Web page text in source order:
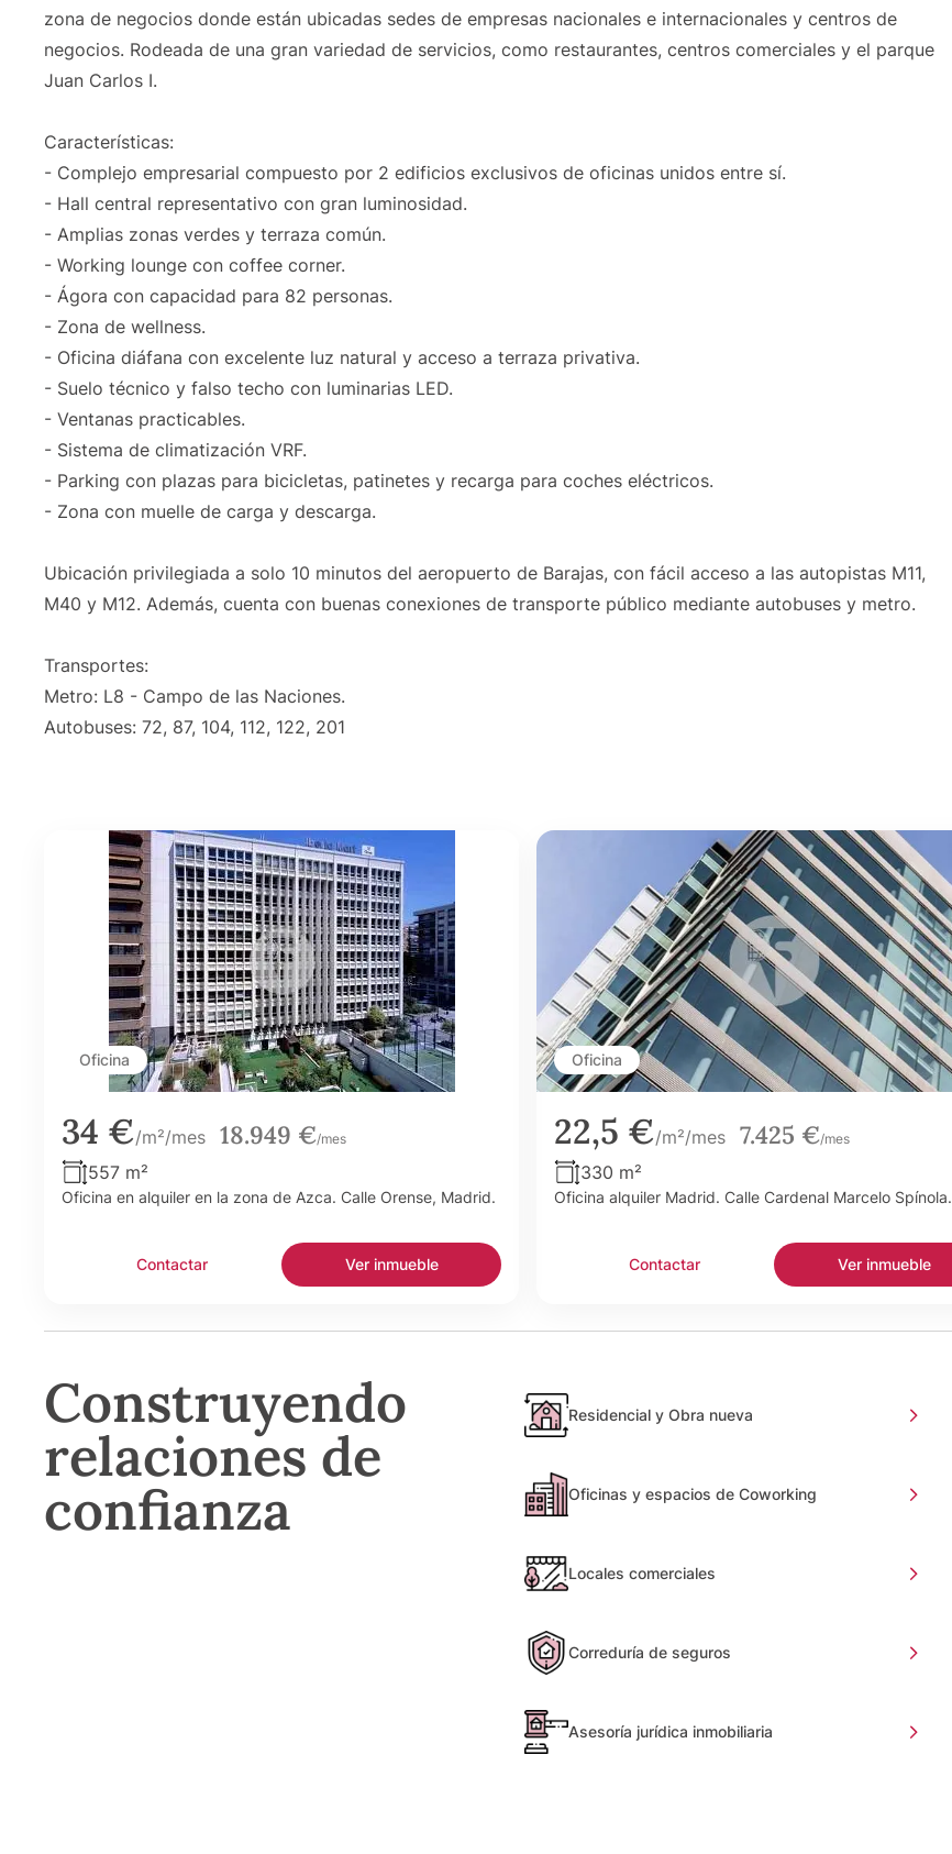
zona de negocios donde están ubicadas sedes de empresas nacionales e internacionales y centros de
negocios. Rodeada de una gran variedad de servicios, como restaurantes, centros comerciales y el parque
Juan Carlos I.
Características:
- Complejo empresarial compuesto por 2 edificios exclusivos de oficinas unidos entre sí.
- Hall central representativo con gran luminosidad.
- Amplias zonas verdes y terraza común.
- Working lounge con coffee corner.
- Ágora con capacidad para 82 personas.
- Zona de wellness.
- Oficina diáfana con excelente luz natural y acceso a terraza privativa.
- Suelo técnico y falso techo con luminarias LED.
- Ventanas practicables.
- Sistema de climatización VRF.
- Parking con plazas para bicicletas, patinetes y recarga para coches eléctricos.
- Zona con muelle de carga y descarga.
Ubicación privilegiada a solo 10 minutos del aeropuerto de Barajas, con fácil acceso a las autopistas M11,
M40 y M12. Además, cuenta con buenas conexiones de transporte público mediante autobuses y metro.
Transportes:
Metro: L8 - Campo de las Naciones.
Autobuses: 72, 87, 104, 112, 122, 201
Oficina
34 €/m²/mes 18.949 €/mes
557 m²
Oficina en alquiler en la zona de Azca. Calle Orense, Madrid.
Contactar Ver inmueble
Oficina
22,5 €/m²/mes 7.425 €/mes
330 m²
Oficina alquiler Madrid. Calle Cardenal Marcelo Spínola.
Contactar Ver inmueble
Construyendo
relaciones de
confianza
Residencial y Obra nueva
Oficinas y espacios de Coworking
Locales comerciales
Correduría de seguros
Asesoría jurídica inmobiliaria